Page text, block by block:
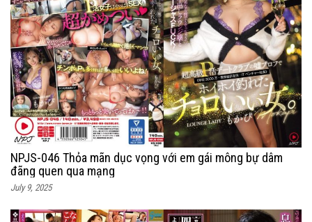
NPJS-046 Thỏa mãn dục vọng với em gái mông bự dâm
đãng quen qua mạng
July 9, 2025